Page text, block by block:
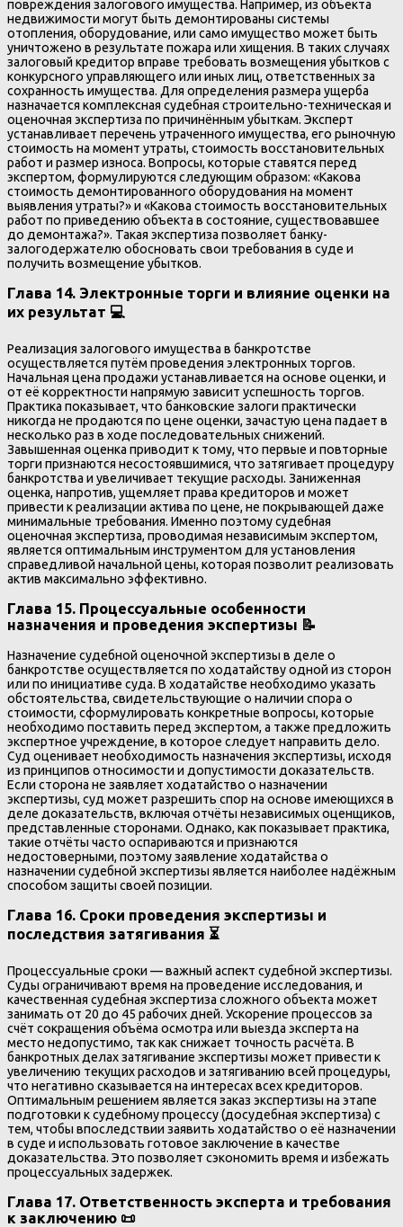
повреждения залогового имущества. Например, из объекта
недвижимости могут быть демонтированы системы
отопления, оборудование, или само имущество может быть
уничтожено в результате пожара или хищения. В таких случаях
залоговый кредитор вправе требовать возмещения убытков с
конкурсного управляющего или иных лиц, ответственных за
сохранность имущества. Для определения размера ущерба
назначается комплексная судебная строительно-техническая и
оценочная экспертиза по причинённым убыткам. Эксперт
устанавливает перечень утраченного имущества, его рыночную
стоимость на момент утраты, стоимость восстановительных
работ и размер износа. Вопросы, которые ставятся перед
экспертом, формулируются следующим образом: «Какова
стоимость демонтированного оборудования на момент
выявления утраты?» и «Какова стоимость восстановительных
работ по приведению объекта в состояние, существовавшее
до демонтажа?». Такая экспертиза позволяет банку-
залогодержателю обосновать свои требования в суде и
получить возмещение убытков.
Глава 14. Электронные торги и влияние оценки на
их результат 💻
Реализация залогового имущества в банкротстве
осуществляется путём проведения электронных торгов.
Начальная цена продажи устанавливается на основе оценки, и
от её корректности напрямую зависит успешность торгов.
Практика показывает, что банковские залоги практически
никогда не продаются по цене оценки, зачастую цена падает в
несколько раз в ходе последовательных снижений.
Завышенная оценка приводит к тому, что первые и повторные
торги признаются несостоявшимися, что затягивает процедуру
банкротства и увеличивает текущие расходы. Заниженная
оценка, напротив, ущемляет права кредиторов и может
привести к реализации актива по цене, не покрывающей даже
минимальные требования. Именно поэтому судебная
оценочная экспертиза, проводимая независимым экспертом,
является оптимальным инструментом для установления
справедливой начальной цены, которая позволит реализовать
актив максимально эффективно.
Глава 15. Процессуальные особенности
назначения и проведения экспертизы 📝
Назначение судебной оценочной экспертизы в деле о
банкротстве осуществляется по ходатайству одной из сторон
или по инициативе суда. В ходатайстве необходимо указать
обстоятельства, свидетельствующие о наличии спора о
стоимости, сформулировать конкретные вопросы, которые
необходимо поставить перед экспертом, а также предложить
экспертное учреждение, в которое следует направить дело.
Суд оценивает необходимость назначения экспертизы, исходя
из принципов относимости и допустимости доказательств.
Если сторона не заявляет ходатайство о назначении
экспертизы, суд может разрешить спор на основе имеющихся в
деле доказательств, включая отчёты независимых оценщиков,
представленные сторонами. Однако, как показывает практика,
такие отчёты часто оспариваются и признаются
недостоверными, поэтому заявление ходатайства о
назначении судебной экспертизы является наиболее надёжным
способом защиты своей позиции.
Глава 16. Сроки проведения экспертизы и
последствия затягивания ⏳
Процессуальные сроки — важный аспект судебной экспертизы.
Суды ограничивают время на проведение исследования, и
качественная судебная экспертиза сложного объекта может
занимать от 20 до 45 рабочих дней. Ускорение процессов за
счёт сокращения объёма осмотра или выезда эксперта на
место недопустимо, так как снижает точность расчёта. В
банкротных делах затягивание экспертизы может привести к
увеличению текущих расходов и затягиванию всей процедуры,
что негативно сказывается на интересах всех кредиторов.
Оптимальным решением является заказ экспертизы на этапе
подготовки к судебному процессу (досудебная экспертиза) с
тем, чтобы впоследствии заявить ходатайство о её назначении
в суде и использовать готовое заключение в качестве
доказательства. Это позволяет сэкономить время и избежать
процессуальных задержек.
Глава 17. Ответственность эксперта и требования
к заключению 📜